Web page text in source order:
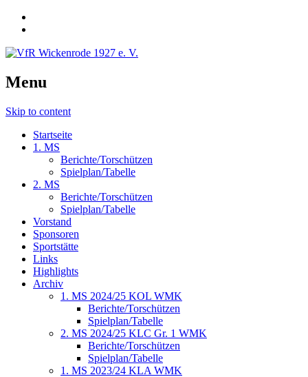
Menu
Skip to content
Startseite
1. MS
Berichte/Torschützen
Spielplan/Tabelle
2. MS
Berichte/Torschützen
Spielplan/Tabelle
Vorstand
Sponsoren
Sportstätte
Links
Highlights
Archiv
1. MS 2024/25 KOL WMK
Berichte/Torschützen
Spielplan/Tabelle
2. MS 2024/25 KLC Gr. 1 WMK
Berichte/Torschützen
Spielplan/Tabelle
1. MS 2023/24 KLA WMK